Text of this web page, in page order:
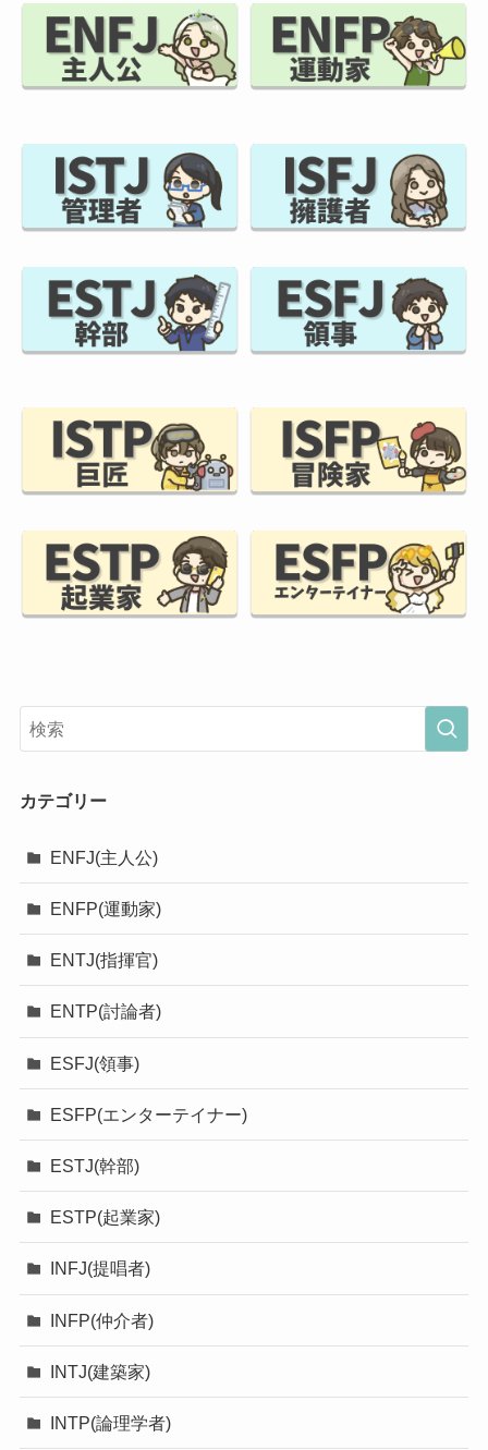
カテゴリー
ENFJ(主人公)
ENFP(運動家)
ENTJ(指揮官)
ENTP(討論者)
ESFJ(領事)
ESFP(エンターテイナー)
ESTJ(幹部)
ESTP(起業家)
INFJ(提唱者)
INFP(仲介者)
INTJ(建築家)
INTP(論理学者)